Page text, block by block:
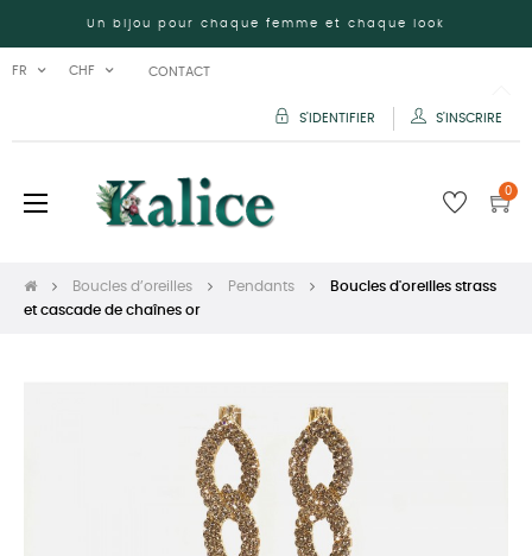
Un bijou pour chaque femme et chaque look
FR CHF CONTACT
S'IDENTIFIER S'INSCRIRE
Basculer
☰ 0
Boucles d’oreilles Pendants
Boucles d'oreilles strass
et cascade de chaînes or